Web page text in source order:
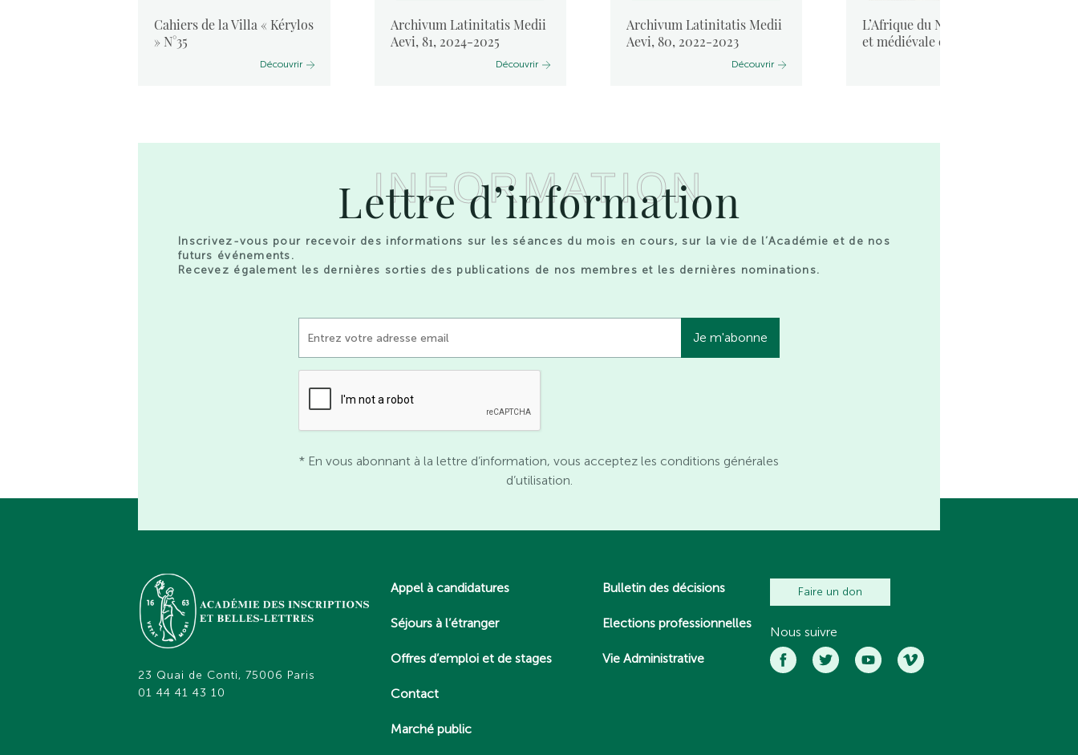
Cahiers de la Villa « Kérylos
» N°35
Découvrir
Archivum Latinitatis Medii
Aevi, 81, 2024-2025
Découvrir
Archivum Latinitatis Medii
Aevi, 80, 2022-2023
Découvrir
L’Afrique du Nord antique
et médiévale et la mer. ...
INFORMATION
Lettre d’information
Inscrivez-vous pour recevoir des informations sur les séances du mois en cours, sur la vie de l’Académie et de nos
futurs événements.
Recevez également les dernières sorties des publications de nos membres et les dernières nominations.
* En vous abonnant à la lettre d’information, vous acceptez les conditions générales
d’utilisation.
23 Quai de Conti, 75006 Paris
01 44 41 43 10
Appel à candidatures
Séjours à l’étranger
Offres d’emploi et de stages
Contact
Marché public
Bulletin des décisions
Elections professionnelles
Vie Administrative
Faire un don
Nous suivre